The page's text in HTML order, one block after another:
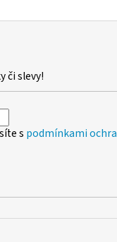
či slevy!
s podmínkami